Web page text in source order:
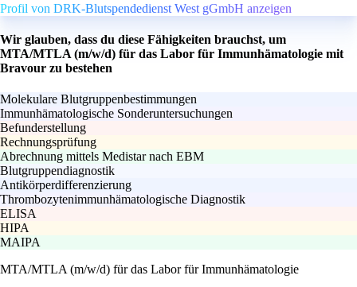
Profil von DRK-Blutspendedienst West gGmbH anzeigen
Wir glauben, dass du diese Fähigkeiten brauchst, um
MTA/MTLA (m/w/d) für das Labor für Immunhämatologie mit
Bravour zu bestehen
Molekulare Blutgruppenbestimmungen
Immunhämatologische Sonderuntersuchungen
Befunderstellung
Rechnungsprüfung
Abrechnung mittels Medistar nach EBM
Blutgruppendiagnostik
Antikörperdifferenzierung
Thrombozytenimmunhämatologische Diagnostik
ELISA
HIPA
MAIPA
MTA/MTLA (m/w/d) für das Labor für Immunhämatologie